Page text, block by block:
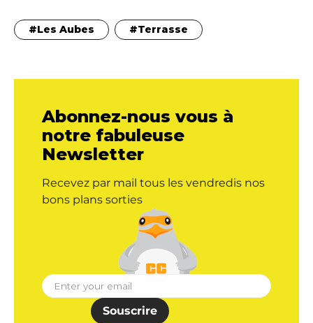
Les Aubes Terrasse
Abonnez-nous vous à
notre fabuleuse
Newsletter
Recevez par mail tous les vendredis nos
bons plans sorties
Souscrire